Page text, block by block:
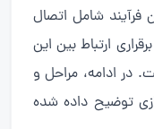
فرآیند شامل اتصال
ارتباط بین این
ادامه، مراحل و
توضیح داده شده